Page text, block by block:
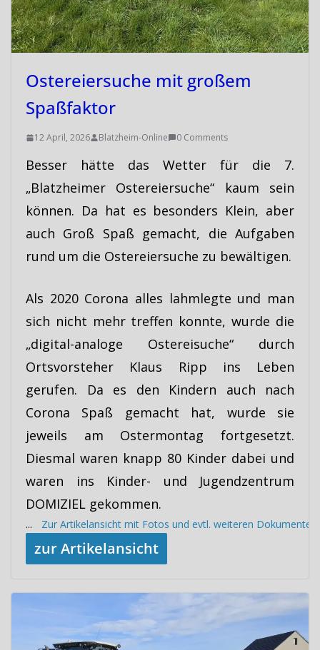
Ostereiersuche mit großem
Spaßfaktor
12 April, 2026 Blatzheim-Online 0 Comments
Besser hätte das Wetter für die 7.
„Blatzheimer Ostereiersuche“ kaum sein
können. Da hat es besonders Klein, aber
auch Groß Spaß gemacht, die Aufgaben
rund um die Ostereiersuche zu bewältigen.
Als 2020 Corona alles lahmlegte und man
sich nicht mehr treffen konnte, wurde die
„digital-analoge Ostereisuche“ durch
Ortsvorsteher Klaus Ripp ins Leben
gerufen. Da es den Kindern auch nach
Corona Spaß gemacht hat, wurde sie
jeweils am Ostermontag fortgesetzt.
Diesmal waren knapp 80 Kinder dabei und
waren ins Kinder- und Jugendzentrum
DOMIZIEL gekommen.
...Zur Artikelansicht mit Fotos und evtl. weiteren Dokumenten
zur Artikelansicht